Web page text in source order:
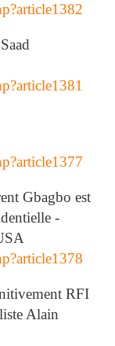
Gbagbo est
-
RFI
Alain